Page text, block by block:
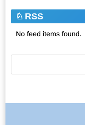
RSS
No feed items found.